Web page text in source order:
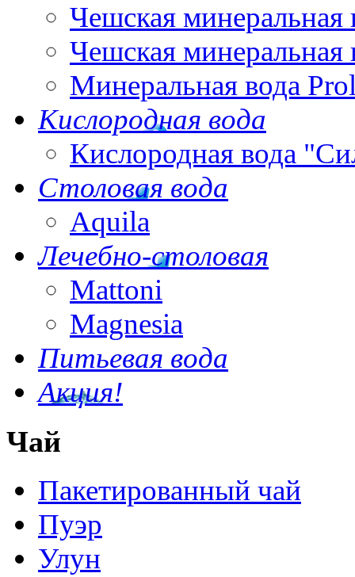
Чешская минеральная
Чешская минеральная
Минеральная вода
Кислородная вода
Кислородная вода
Столовая вода
Aquila
Лечебно-столовая
Mattoni
Magnesia
Питьевая вода
Акция!
Чай
Пакетированный чай
Пуэр
Улун